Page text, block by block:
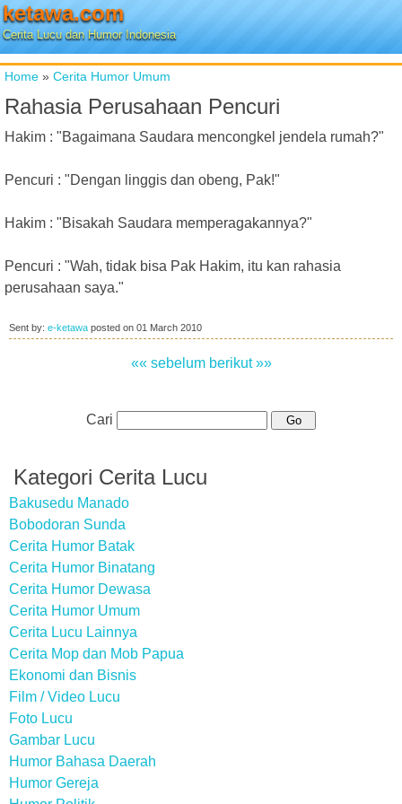
ketawa.com
Cerita Lucu dan Humor Indonesia
Home » Cerita Humor Umum
Rahasia Perusahaan Pencuri
Hakim : "Bagaimana Saudara mencongkel jendela rumah?"
Pencuri : "Dengan linggis dan obeng, Pak!"
Hakim : "Bisakah Saudara memperagakannya?"
Pencuri : "Wah, tidak bisa Pak Hakim, itu kan rahasia
perusahaan saya."
Sent by: e-ketawa posted on 01 March 2010
«« sebelum berikut »»
Cari
Kategori Cerita Lucu
Bakusedu Manado
Bobodoran Sunda
Cerita Humor Batak
Cerita Humor Binatang
Cerita Humor Dewasa
Cerita Humor Umum
Cerita Lucu Lainnya
Cerita Mop dan Mob Papua
Ekonomi dan Bisnis
Film / Video Lucu
Foto Lucu
Gambar Lucu
Humor Bahasa Daerah
Humor Gereja